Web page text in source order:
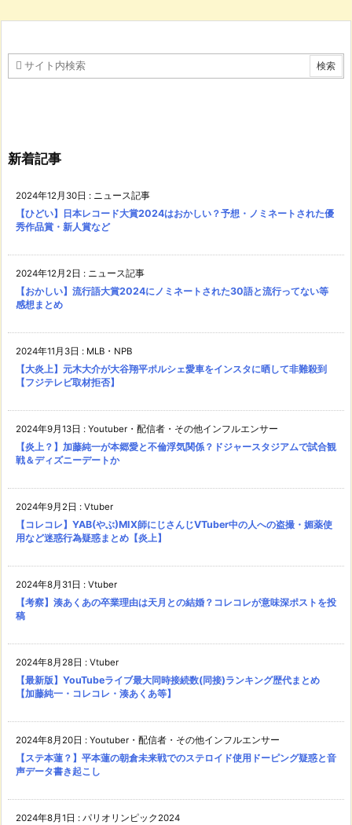
新着記事
2024年12月30日 : ニュース記事
【ひどい】日本レコード大賞2024はおかしい？予想・ノミネートされた優
秀作品賞・新人賞など
2024年12月2日 : ニュース記事
【おかしい】流行語大賞2024にノミネートされた30語と流行ってない等
感想まとめ
2024年11月3日 : MLB・NPB
【大炎上】元木大介が大谷翔平ポルシェ愛車をインスタに晒して非難殺到
【フジテレビ取材拒否】
2024年9月13日 : Youtuber・配信者・その他インフルエンサー
【炎上？】加藤純一が本郷愛と不倫浮気関係？ドジャースタジアムで試合観
戦＆ディズニーデートか
2024年9月2日 : Vtuber
【コレコレ】YAB(やぶ)MIX師にじさんじVTuber中の人への盗撮・媚薬使
用など迷惑行為疑惑まとめ【炎上】
2024年8月31日 : Vtuber
【考察】湊あくあの卒業理由は天月との結婚？コレコレが意味深ポストを投
稿
2024年8月28日 : Vtuber
【最新版】YouTubeライブ最大同時接続数(同接)ランキング歴代まとめ
【加藤純一・コレコレ・湊あくあ等】
2024年8月20日 : Youtuber・配信者・その他インフルエンサー
【ステ本蓮？】平本蓮の朝倉未来戦でのステロイド使用ドーピング疑惑と音
声データ書き起こし
2024年8月1日 : パリオリンピック2024